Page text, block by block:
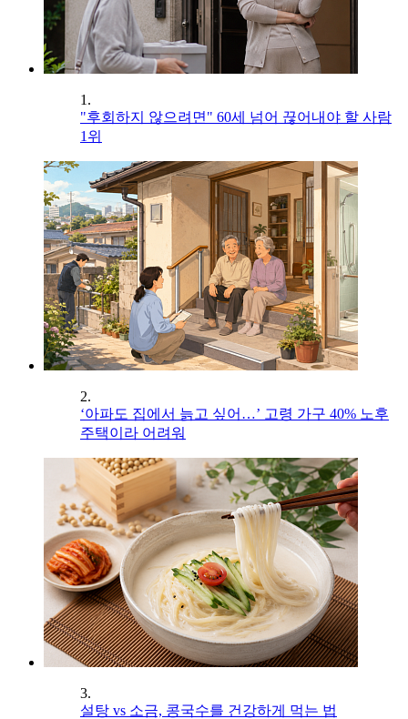
1.
"후회하지 않으려면" 60세 넘어 끊어내야 할 사람
1위
2.
‘아파도 집에서 늙고 싶어…’ 고령 가구 40% 노후
주택이라 어려워
3.
설탕 vs 소금, 콩국수를 건강하게 먹는 법